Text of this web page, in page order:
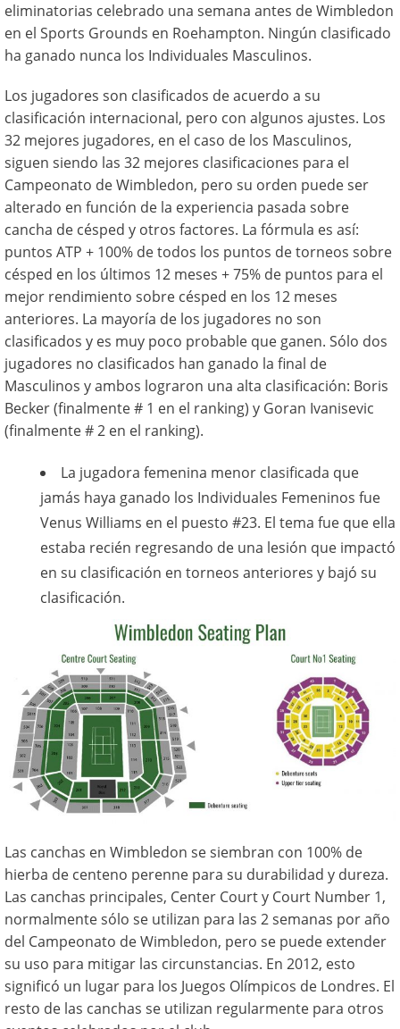
eliminatorias celebrado una semana antes de Wimbledon
en el Sports Grounds en Roehampton. Ningún clasificado
ha ganado nunca los Individuales Masculinos.
Los jugadores son clasificados de acuerdo a su
clasificación internacional, pero con algunos ajustes. Los
32 mejores jugadores, en el caso de los Masculinos,
siguen siendo las 32 mejores clasificaciones para el
Campeonato de Wimbledon, pero su orden puede ser
alterado en función de la experiencia pasada sobre
cancha de césped y otros factores. La fórmula es así:
puntos ATP + 100% de todos los puntos de torneos sobre
césped en los últimos 12 meses + 75% de puntos para el
mejor rendimiento sobre césped en los 12 meses
anteriores. La mayoría de los jugadores no son
clasificados y es muy poco probable que ganen. Sólo dos
jugadores no clasificados han ganado la final de
Masculinos y ambos lograron una alta clasificación: Boris
Becker (finalmente # 1 en el ranking) y Goran Ivanisevic
(finalmente # 2 en el ranking).
La jugadora femenina menor clasificada que
jamás haya ganado los Individuales Femeninos fue
Venus Williams en el puesto #23. El tema fue que ella
estaba recién regresando de una lesión que impactó
en su clasificación en torneos anteriores y bajó su
clasificación.
Las canchas en Wimbledon se siembran con 100% de
hierba de centeno perenne para su durabilidad y dureza.
Las canchas principales, Center Court y Court Number 1,
normalmente sólo se utilizan para las 2 semanas por año
del Campeonato de Wimbledon, pero se puede extender
su uso para mitigar las circunstancias. En 2012, esto
significó un lugar para los Juegos Olímpicos de Londres. El
resto de las canchas se utilizan regularmente para otros